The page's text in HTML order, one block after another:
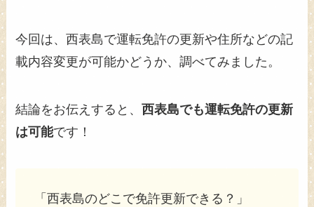
今回は、西表島で運転免許の更新や住所などの記
載内容変更が可能かどうか、調べてみました。
結論をお伝えすると、西表島でも運転免許の更新
は可能です！
「西表島のどこで免許更新できる？」